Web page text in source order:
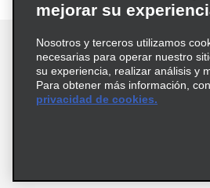
Términos de uso
Política
© 2026 Enterprise Holdings, Inc.
mejorar su
Nosotros y terceros utilizamos
necesarias para operar nuestro
su experiencia, realizar análisis y
Para obtener más información,
privacidad de cookies.